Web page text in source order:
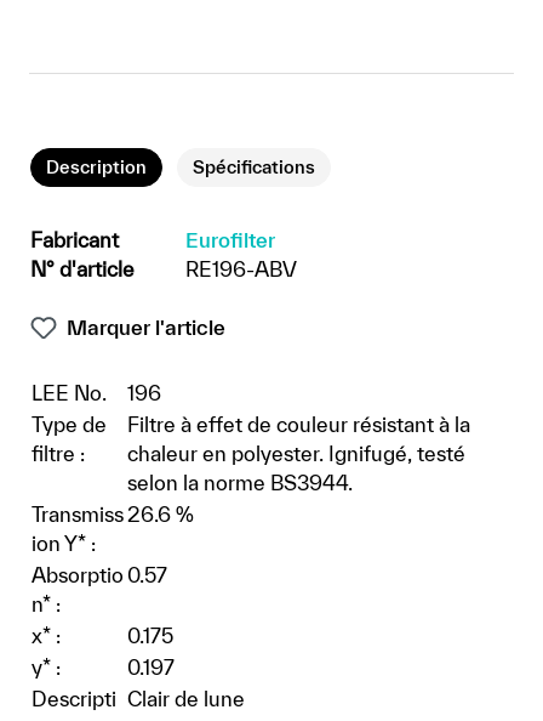
Description Spécifications
Fabricant
Eurofilter
N° d'article
RE196-ABV
Marquer l'article
LEE No.
196
Type de
filtre :
Filtre à effet de couleur résistant à la
chaleur en polyester. Ignifugé, testé
selon la norme BS3944.
Transmiss
ion Y* :
26.6 %
Absorptio
n* :
0.57
x* :
0.175
y* :
0.197
Descripti Clair de lune